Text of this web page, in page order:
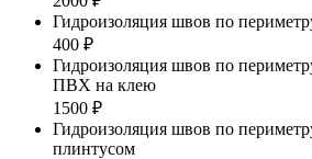
Гидроизоляция швов по
400 ₽
Гидроизоляция швов по
ПВХ на клею
1500 ₽
Гидроизоляция швов по
плинтусом